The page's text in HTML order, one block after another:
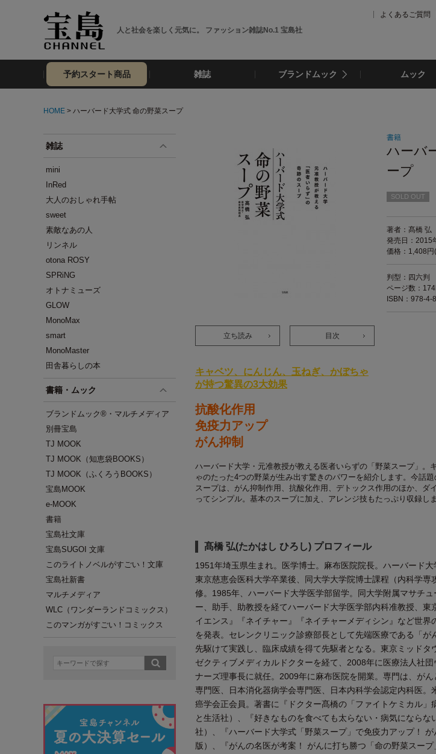
人と社会を楽しく元気に。 ファッション雑誌No.1 宝島社
よくあるご質問
予約スタート商品 雑誌 ブランドムック ムック
HOME > ハーバード大学式 命の野菜スープ
雑誌
mini
InRed
大人のおしゃれ手帖
sweet
素敵なあの人
リンネル
otona ROSY
SPRiNG
オトナミューズ
GLOW
MonoMax
smart
MonoMaster
田舎暮らしの本
書籍・ムック
ブランドムック®・マルチメディア
別冊宝島
TJ MOOK
TJ MOOK（知恵袋BOOKS）
TJ MOOK（ふくろうBOOKS）
宝島MOOK
e-MOOK
書籍
宝島社文庫
宝島SUGOI 文庫
このライトノベルがすごい！文庫
宝島社新書
マルチメディア
WLC（ワンダーランドコミックス）
このマンガがすごい！コミックス
立ち読み 目次
書籍
ハーバ
ープ
SOLD OUT
著者：髙橋 弘
発売日：2015
価格：1,408円
判型：四六判
ページ数：
ISBN：978-4-
キャベツ、にんじん、玉ねぎ、かぼちゃ
が持つ驚異の3大効果
抗酸化作用
免疫力アップ
がん抑制
ハーバード大学・元准教授が教える医者いらずの「野菜スープ」。
ゃのたった4つの野菜が生み出す驚きのパワーを紹介します。今話
スープは、がん抑制作用、抗酸化作用、デトックス作用のほか、ダ
ってシンプル。基本のスープに加え、アレンジ技もたっぷり収録しま
髙橋 弘(たかはし ひろし) プロフィール
1951年埼玉県生まれ。医学博士。麻布医院院長。ハーバード大
東京慈恵会医科大学卒業後、同大学大学院博士課程（内科学専
修。1985年、ハーバード大学医学部留学。同大学附属マサチ
ー、助手、助教授を経てハーバード大学医学部内科准教授、東
イエンス』『ネイチャー』『ネイチャーメディシン』など世界
を発表。セレンクリニック診療部長として先端医療である「が
先駆けて実践し、臨床成績を得て先駆者となる。東京ミッド
ゼクティブメディカルドクターを経て、2008年に医療法人社
ナーズ理事長に就任。2009年に麻布医院を開業。専門は、が
専門医、日本消化器病学会専門医、日本内科学会認定内科医。
癌学会正会員。著書に『ドクター髙橋の「ファイトケミカル」
と生活社）、『好きなものを食べても太らない・病気にならな
社）、『ハーバード大学式「野菜スープ」で免疫力アップ！
版）、『がんの名医が考案！ がんに打ち勝つ「命の野菜スー